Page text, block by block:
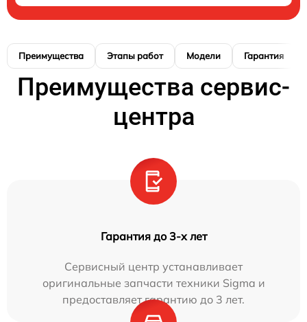
Преимущества Этапы работ Модели Гарантия
Преимущества сервис-
центра
Гарантия до 3-х лет
Сервисный центр устанавливает
оригинальные запчасти техники Sigma и
предоставляет гарантию до 3 лет.